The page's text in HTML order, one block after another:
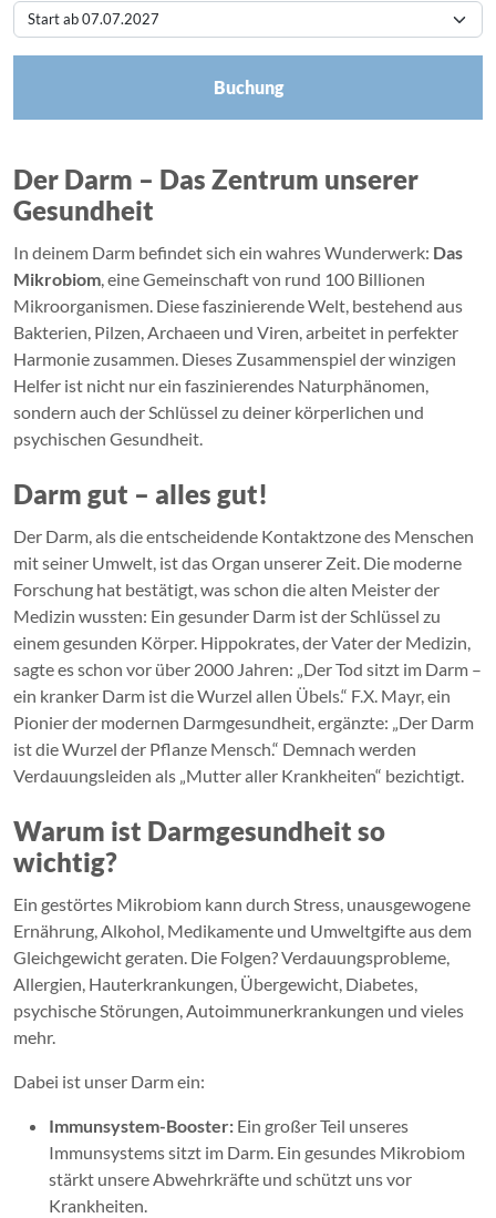
Buchung
Der Darm – Das Zentrum unserer
Gesundheit
In deinem Darm befindet sich ein wahres Wunderwerk: Das
Mikrobiom, eine Gemeinschaft von rund 100 Billionen
Mikroorganismen. Diese faszinierende Welt, bestehend aus
Bakterien, Pilzen, Archaeen und Viren, arbeitet in perfekter
Harmonie zusammen. Dieses Zusammenspiel der winzigen
Helfer ist nicht nur ein faszinierendes Naturphänomen,
sondern auch der Schlüssel zu deiner körperlichen und
psychischen Gesundheit.
Darm gut – alles gut!
Der Darm, als die entscheidende Kontaktzone des Menschen
mit seiner Umwelt, ist das Organ unserer Zeit. Die moderne
Forschung hat bestätigt, was schon die alten Meister der
Medizin wussten: Ein gesunder Darm ist der Schlüssel zu
einem gesunden Körper. Hippokrates, der Vater der Medizin,
sagte es schon vor über 2000 Jahren: „Der Tod sitzt im Darm –
ein kranker Darm ist die Wurzel allen Übels.“ F.X. Mayr, ein
Pionier der modernen Darmgesundheit, ergänzte: „Der Darm
ist die Wurzel der Pflanze Mensch.“ Demnach werden
Verdauungsleiden als „Mutter aller Krankheiten“ bezichtigt.
Warum ist Darmgesundheit so
wichtig?
Ein gestörtes Mikrobiom kann durch Stress, unausgewogene
Ernährung, Alkohol, Medikamente und Umweltgifte aus dem
Gleichgewicht geraten. Die Folgen? Verdauungsprobleme,
Allergien, Hauterkrankungen, Übergewicht, Diabetes,
psychische Störungen, Autoimmunerkrankungen und vieles
mehr.
Dabei ist unser Darm ein:
Immunsystem-Booster: Ein großer Teil unseres
Immunsystems sitzt im Darm. Ein gesundes Mikrobiom
stärkt unsere Abwehrkräfte und schützt uns vor
Krankheiten.